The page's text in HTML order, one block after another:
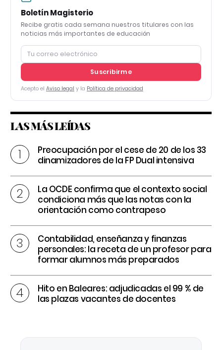
Boletín Magisterio
Recibe gratis cada semana nuestros titulares con las
noticias más importantes de educación
Suscribirme
Acepto el Aviso legal y la Política de privacidad
LAS MÁS LEÍDAS
Preocupación por el cese de 20 de los 33
dinamizadores de la FP Dual intensiva
La OCDE confirma que el contexto social
condiciona más que las notas con la
orientación como contrapeso
Contabilidad, enseñanza y finanzas
personales: la receta de un profesor para
formar alumnos más preparados
Hito en Baleares: adjudicadas el 99 % de
las plazas vacantes de docentes